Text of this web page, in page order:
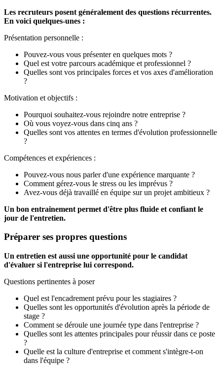
Les recruteurs posent généralement des questions récurrentes.
En voici quelques-unes :
Présentation personnelle :
Pouvez-vous vous présenter en quelques mots ?
Quel est votre parcours académique et professionnel ?
Quelles sont vos principales forces et vos axes d'amélioration
?
Motivation et objectifs :
Pourquoi souhaitez-vous rejoindre notre entreprise ?
Où vous voyez-vous dans cinq ans ?
Quelles sont vos attentes en termes d'évolution professionnelle
?
Compétences et expériences :
Pouvez-vous nous parler d'une expérience marquante ?
Comment gérez-vous le stress ou les imprévus ?
Avez-vous déjà travaillé en équipe sur un projet ambitieux ?
Un bon entrainement permet d'être plus fluide et confiant le
jour de l'entretien.
Préparer ses propres questions
Un entretien est aussi une opportunité pour le candidat
d'évaluer si l'entreprise lui correspond.
Questions pertinentes à poser
Quel est l'encadrement prévu pour les stagiaires ?
Quelles sont les opportunités d'évolution après la période de
stage ?
Comment se déroule une journée type dans l'entreprise ?
Quelles sont les attentes principales pour réussir dans ce poste
?
Quelle est la culture d'entreprise et comment s'intègre-t-on
dans l'équipe ?